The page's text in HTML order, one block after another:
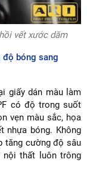
vết xước dăm
độ bóng sang
giấy dán màu làm
có độ trong suốt
vẹn màu sắc, họa
nhựa bóng. Không
tăng cường độ sâu
nội thất luôn trông